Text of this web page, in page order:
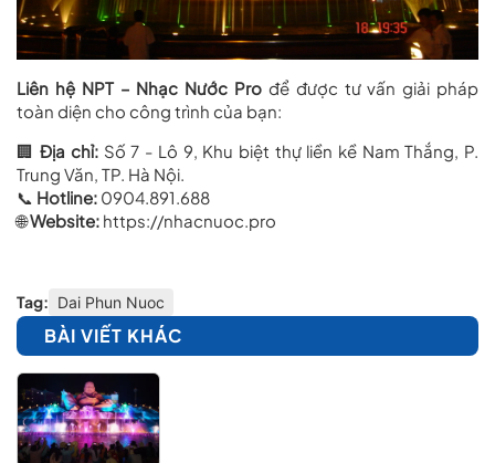
Liên hệ NPT – Nhạc Nước Pro để được tư vấn giải pháp
toàn diện cho công trình của bạn:
🏢Địa chỉ: Số 7 - Lô 9, Khu biệt thự liền kề Nam Thắng, P.
Trung Văn, TP. Hà Nội.
📞 Hotline: 0904.891.688
🌐Website: https://nhacnuoc.pro
Tag: Dai Phun Nuoc
BÀI VIẾT KHÁC